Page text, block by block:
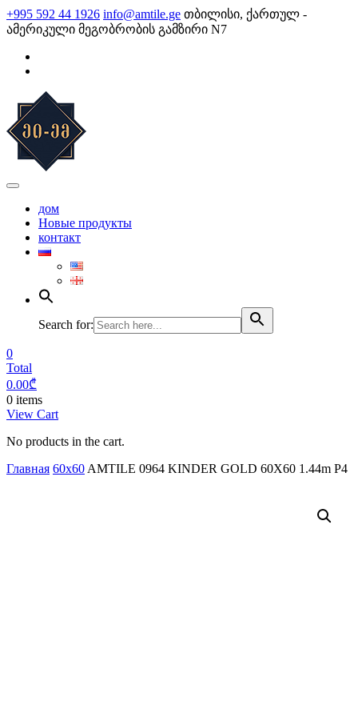
Skip
to
content
+995 592 44 1926 info@amtile.ge თბილისი, ქართულ -
ამერიკული მეგობრობის გამზირი N7
дом
Новые продукты
контакт
Search for:
0
Total
0.00₾
0 items
View Cart
No products in the cart.
Главная 60x60 AMTILE 0964 KINDER GOLD 60X60 1.44m P4